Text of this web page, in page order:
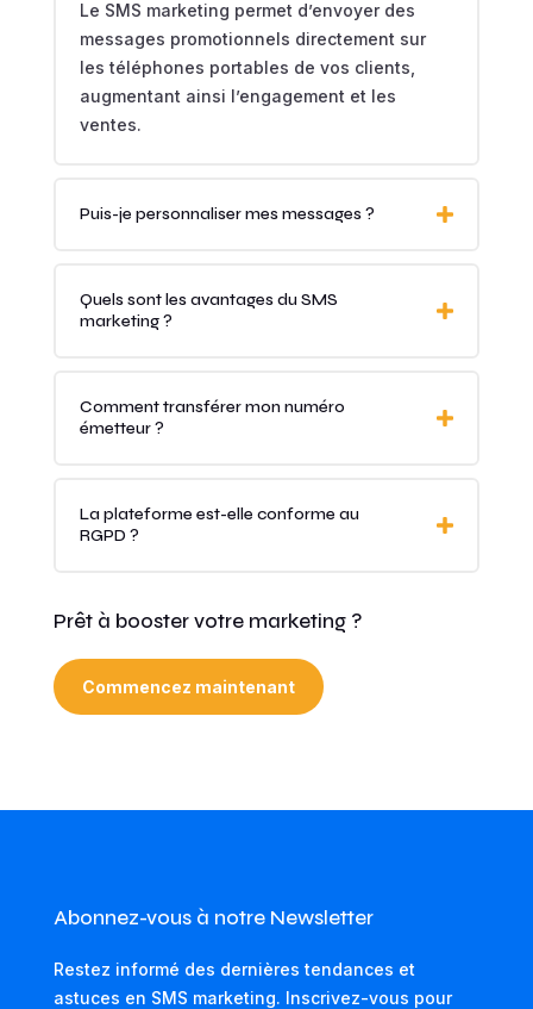
Le SMS marketing permet d’envoyer des
messages promotionnels directement sur
les téléphones portables de vos clients,
augmentant ainsi l’engagement et les
ventes.
Puis-je personnaliser mes messages ?
Quels sont les avantages du SMS
marketing ?
Comment transférer mon numéro
émetteur ?
La plateforme est-elle conforme au
RGPD ?
Prêt à booster votre marketing ?
Commencez maintenant
Abonnez-vous à notre Newsletter
Restez informé des dernières tendances et
astuces en SMS marketing. Inscrivez-vous pour